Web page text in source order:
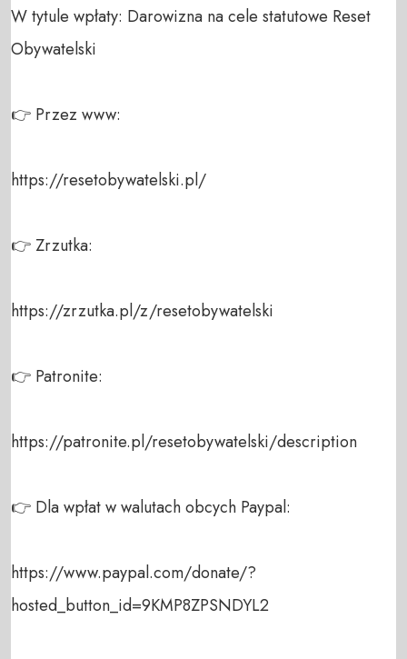
W tytule wpłaty: Darowizna na cele statutowe Reset
Obywatelski
👉 Przez www:
https://resetobywatelski.pl/
👉 Zrzutka:
https://zrzutka.pl/z/resetobywatelski
👉 Patronite:
https://patronite.pl/resetobywatelski/description
👉 Dla wpłat w walutach obcych Paypal:
https://www.paypal.com/donate/?
hosted_button_id=9KMP8ZPSNDYL2